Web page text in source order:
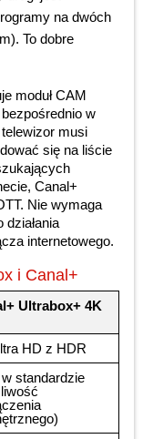
na dwóch
To dobre
moduł CAM
w
musi
się na liście
Canal+
Nie wymaga
internetowego.
i Canal+
Ultrabox+ 4K
HD z HDR
standardzie